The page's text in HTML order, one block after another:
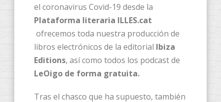
el coronavirus Covid-19 desde la
Plataforma literaria ILLES.cat
ofrecemos toda nuestra producción de
libros electrónicos de la editorial Ibiza
Editions, así como todos los podcast de
LeOigo de forma gratuita.
Tras el chasco que ha supuesto, también